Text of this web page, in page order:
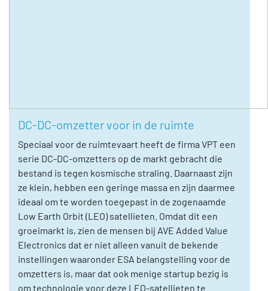
DC-DC-omzetter voor in de ruimte
Speciaal voor de ruimtevaart heeft de firma VPT een
serie DC-DC-omzetters op de markt gebracht die
bestand is tegen kosmische straling. Daarnaast zijn
ze klein, hebben een geringe massa en zijn daarmee
ideaal om te worden toegepast in de zogenaamde
Low Earth Orbit (LEO) satellieten. Omdat dit een
groeimarkt is, zien de mensen bij AVE Added Value
Electronics dat er niet alleen vanuit de bekende
instellingen waaronder ESA belangstelling voor de
omzetters is, maar dat ook menige startup bezig is
om technologie voor deze LEO-satellieten te